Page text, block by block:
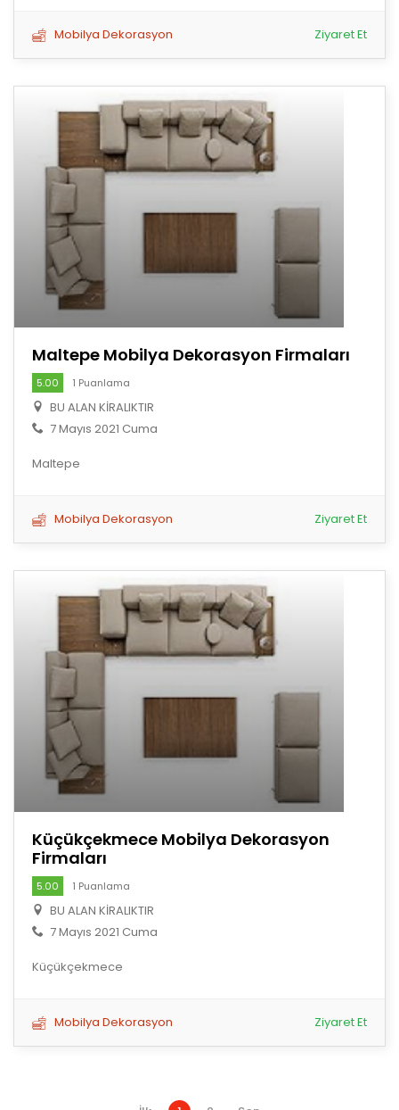
Mobilya Dekorasyon Ziyaret Et
Maltepe Mobilya Dekorasyon Firmaları
5.00 1 Puanlama
BU ALAN KİRALIKTIR
7 Mayıs 2021 Cuma
Maltepe
Mobilya Dekorasyon Ziyaret Et
Küçükçekmece Mobilya Dekorasyon
Firmaları
5.00 1 Puanlama
BU ALAN KİRALIKTIR
7 Mayıs 2021 Cuma
Küçükçekmece
Mobilya Dekorasyon Ziyaret Et